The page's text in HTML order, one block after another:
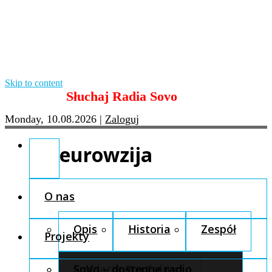
Skip to content
Słuchaj Radia Sovo
Monday, 10.08.2026 | Zaloguj
O nas
Opis Historia Zespół
Fundacja Pro Cultura
Projekty
SoVo – dostępne radio
eurowzija